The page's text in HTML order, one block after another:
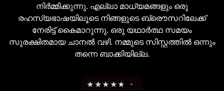
നിര്‍മ്മിക്കുന്നു. എല്ലാ മാധ്യമങ്ങളും ഒരു
രഹസ്യഭാഷയിലൂടെ നിങ്ങളുടെ ബ്രൌസറിലേക്ക്
നേരിട്ട് കൈമാറുന്നു. ഒരു യഥാര്‍ത്ഥ സമയം
സുരക്ഷിതമായ ചാനല്‍ വഴി. നമ്മുടെ സിസ്റ്റത്തില്‍ ഒന്നും
തന്നെ ബാക്കിയില്ല.
★ ★★ ★★ -